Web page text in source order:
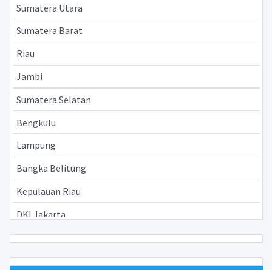
Sumatera Utara
Sumatera Barat
Riau
Jambi
Sumatera Selatan
Bengkulu
Lampung
Bangka Belitung
Kepulauan Riau
DKI Jakarta
Jawa Barat
Jawa Tengah